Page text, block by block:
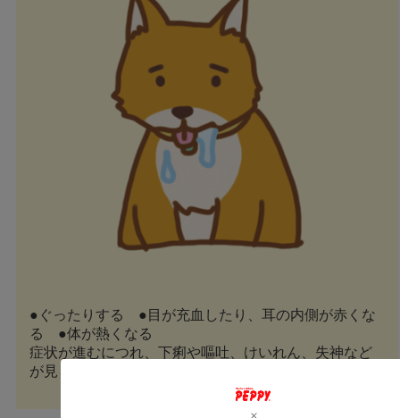
●ぐったりする ●目が充血したり、耳の内側が赤くな
る ●体が熱くなる
症状が進むにつれ、下痢や嘔吐、けいれん、失神など
が見られ、死に至るおそれも。